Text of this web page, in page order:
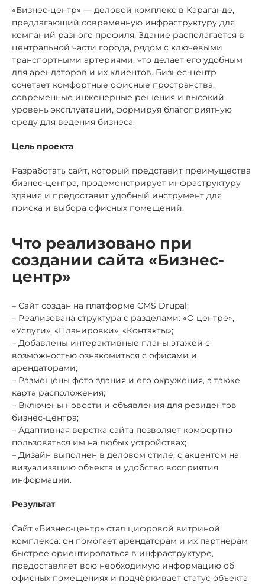
«Бизнес-центр» — деловой комплекс в Караганде,
предлагающий современную инфраструктуру для
компаний разного профиля. Здание располагается в
центральной части города, рядом с ключевыми
транспортными артериями, что делает его удобным
для арендаторов и их клиентов. Бизнес-центр
сочетает комфортные офисные пространства,
современные инженерные решения и высокий
уровень эксплуатации, формируя благоприятную
среду для ведения бизнеса.
Цель проекта
Разработать сайт, который представит преимущества
бизнес-центра, продемонстрирует инфраструктуру
здания и предоставит удобный инструмент для
поиска и выбора офисных помещений.
Что реализовано при
создании сайта «Бизнес-
центр»
– Сайт создан на платформе CMS Drupal;
– Реализована структура с разделами: «О центре»,
«Услуги», «Планировки», «Контакты»;
– Добавлены интерактивные планы этажей с
возможностью ознакомиться с офисами и
арендаторами;
– Размещены фото здания и его окружения, а также
карта расположения;
– Включены новости и объявления для резидентов
бизнес-центра;
– Адаптивная верстка сайта позволяет комфортно
пользоваться им на любых устройствах;
– Дизайн выполнен в деловом стиле, с акцентом на
визуализацию объекта и удобство восприятия
информации.
Результат
Сайт «Бизнес-центр» стал цифровой витриной
комплекса: он помогает арендаторам и их партнёрам
быстрее ориентироваться в инфраструктуре,
предоставляет всю необходимую информацию об
офисных помещениях и подчёркивает статус объекта